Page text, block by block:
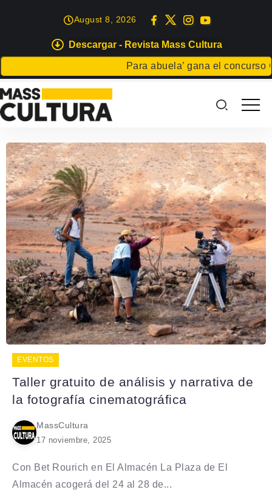
Descargar - Revista Mass Cultura
Para abuela’ gana el concurso
August 8, 2026
EVENTOS
Taller gratuito de análisis y narrativa de
la fotografía cinematográfica
MassCultura
17 noviembre, 2025
Con Bet Rourich en El Almacén La Plaza de El
Almacén acogerá del 24 al 28 de...